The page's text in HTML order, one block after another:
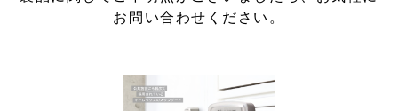
お問い合わせください。